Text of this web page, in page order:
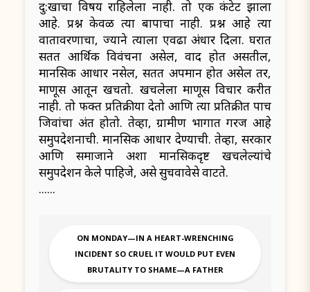
दु:खाचा विषय राहिलेला नाही. तो एक कंटेट झाला
आहे. प्रश्न केवळ त्या बापाचा नाही. प्रश्न आहे त्या
वातावरणाचा, ज्याने त्याला एवढा अंधार दिला. घरात
सतत आर्थिक विवंचना असेल, वाद होत असतील,
मानसिक आधार नसेल, सतत अपमान होत असेल तर,
माणूस आतून खचतो. खचलेला माणूस विचार करीत
नाही. तो फक्त प्रतिक्रीया देतो आणि त्या प्रतिक्रीत पाच
जिवांचा अंत होतो. तेव्हा, ग्रामीण भागात गरज आहे
समुपदेशनाची. मानसिक आधार देण्याची. तेव्हा, सरकार
आणि समाजाने अशा मानसिकदृष्ट खचलेल्यांचे
समुपदेशन केले पाहिजे, असे सुचवावेसे वाटते.
......
ON MONDAY—IN A HEART-WRENCHING
INCIDENT SO CRUEL IT WOULD PUT EVEN
BRUTALITY TO SHAME—A FATHER